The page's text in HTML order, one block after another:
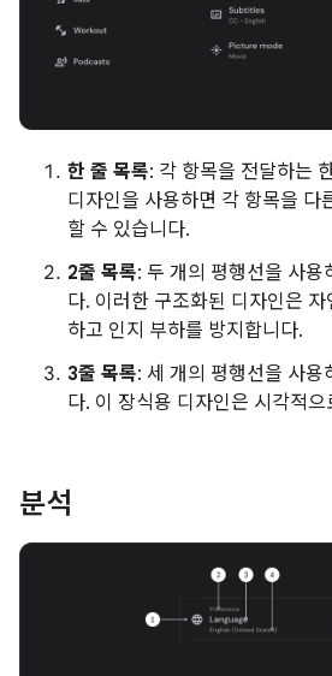
한 줄 목록: 각 항목을 전달하는
디자인을 사용하면 각 항목을 다
할 수 있습니다.
2줄 목록: 두 개의 평행선을 사용
다. 이러한 구조화된 디자인은
하고 인지 부하를 방지합니다.
3줄 목록: 세 개의 평행선을 사용
다. 이 장식용 디자인은 시각적
분석